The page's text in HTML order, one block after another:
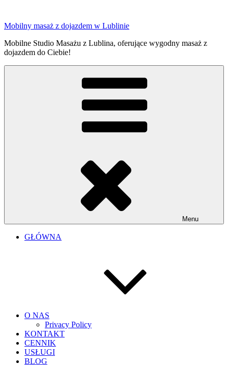
treści
Mobilny masaż z dojazdem w Lublinie
Mobilne Studio Masażu z Lublina, oferujące wygodny masaż z
dojazdem do Ciebie!
Menu
GŁÓWNA
O NAS
Privacy Policy
KONTAKT
CENNIK
USŁUGI
BLOG